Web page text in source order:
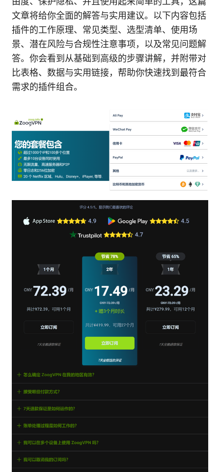
文章将给你全面的解答与实用建议。以下内容包括
插件的工作原理、常见类型、选型清单、使用场
景、潜在风险与合规性注意事项，以及常见问题解
答。你会看到从基础到高级的步骤讲解，并附带对
比表格、数据与实用链接，帮助你快速找到最符合
需求的插件组合。